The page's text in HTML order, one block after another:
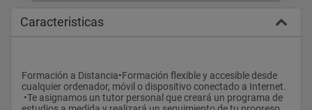
Caracteristicas
Formación a Distancia•Formación flexible y accesible desde
cualquier ordenador, móvil o dispositivo conectado a Internet.